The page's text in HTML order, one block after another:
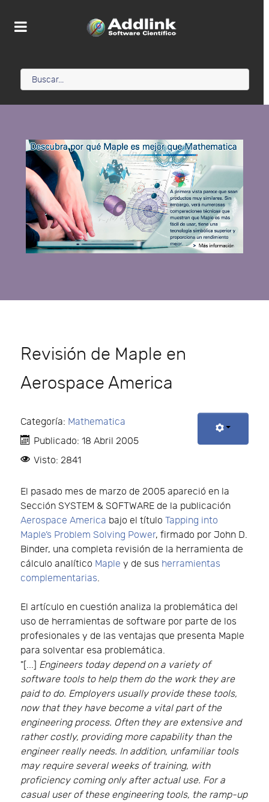
Revisión de Maple en
Aerospace America
Categoría: Mathematica
Publicado: 18 Abril 2005
Visto: 2841
El pasado mes de marzo de 2005 apareció en la
Sección SYSTEM & SOFTWARE de la publicación
Aerospace America bajo el título Tapping into
Maple’s Problem Solving Power, firmado por John D.
Binder, una completa revisión de la herramienta de
cálculo analítico Maple y de sus herramientas
complementarias.
El artículo en cuestión analiza la problemática del
uso de herramientas de software por parte de los
profesionales y de las ventajas que presenta Maple
para solventar esa problemática.
"[...] Engineers today depend on a variety of
software tools to help them do the work they are
paid to do. Employers usually provide these tools,
now that they have become a vital part of the
engineering process. Often they are extensive and
rather costly, providing more capability than the
engineer really needs. In addition, unfamiliar tools
may require several weeks of training, with
proficiency coming only after actual use. For a
casual user of these engineering tools, the ramp-up